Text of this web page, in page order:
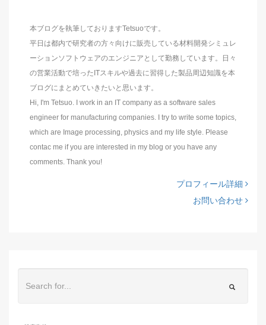
本ブログを執筆しておりますTetsuoです。
平日は都内で研究者の方々向けに販売している材料開発シミュレ
ーションソフトウェアのエンジニアとして勤務しています。日々
の営業活動で培ったITスキルや過去に習得した製品周辺知識を本
ブログにまとめていきたいと思います。
Hi, I'm Tetsuo. I work in an IT company as a software sales
engineer for manufacturing companies. I try to write some topics,
which are Image processing, physics and my life style. Please
contac me if you are interested in my blog or you have any
comments. Thank you!
プロフィール詳細
お問い合わせ